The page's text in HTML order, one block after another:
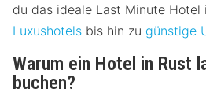
du das ideale Last Minute Hotel
Luxushotels bis hin zu günstige
Warum ein Hotel in Rust
buchen?